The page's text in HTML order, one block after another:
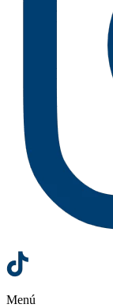
Menú